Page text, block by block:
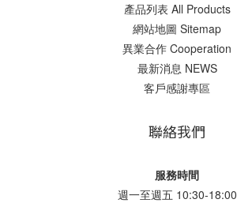
產品列表 All Products
網站地圖 Sitemap
異業合作 Cooperation
最新消息 NEWS
客戶感謝專區
聯絡我們
服務時間
週一至週五 10:30-18:00